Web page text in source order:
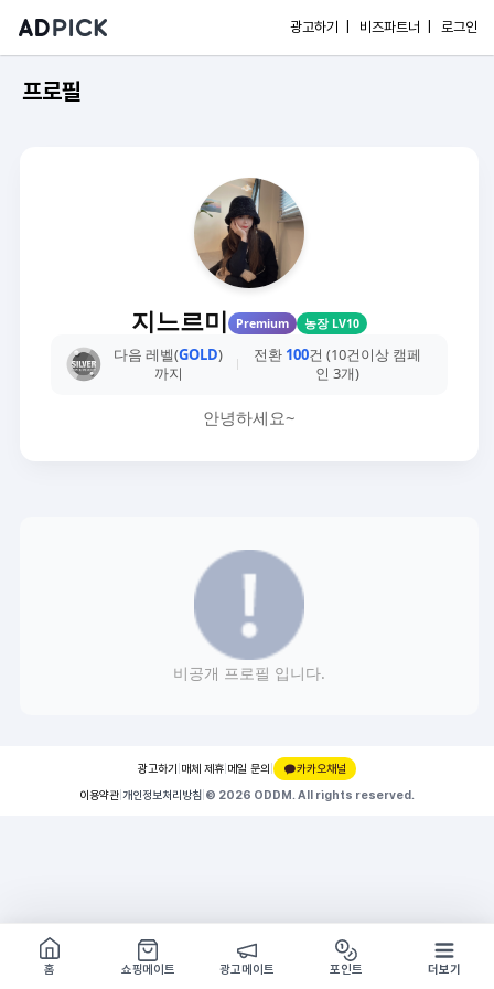
광고하기 | 비즈파트너 | 로그인
프로필
지느르미 Premium 농장 LV10
다음 레벨(GOLD)
까지
전환 100건 (10건이상 캠페
인 3개)
안녕하세요~
비공개 프로필 입니다.
광고하기 매체 제휴 메일 문의 |
카카오채널
이용약관 개인정보처리방침 © 2026 ODDM. All rights reserved.
쇼핑몰 구경하기
방문시 1G
홈
쇼핑메이트 광고메이트 포인트 더보기